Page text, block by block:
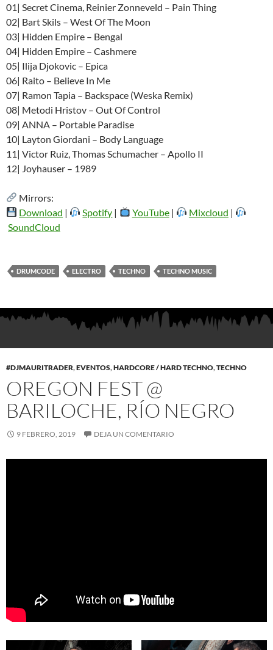
01| Secret Cinema, Reinier Zonneveld – Pain Thing
02| Bart Skils – West Of The Moon
03| Hidden Empire – Bengal
04| Hidden Empire – Cashmere
05| Ilija Djokovic – Epica
06| Raito – Believe In Me
07| Ramon Tapia – Backspace (Weska Remix)
08| Metodi Hristov – Out Of Control
09| ANNA – Portable Paradise
10| Layton Giordani – Body Language
11| Victor Ruiz, Thomas Schumacher – Apollo II
12| Joyhauser – 1989
Mirrors:
Download | Spotify | YouTube| Mixcloud |
SoundCloud
DRUMCODE ELECTRO TECHNO TECHNO MUSIC
#DJMAURITRADER,EVENTOS,HARDCORE / HARD TECHNO,TECHNO
OREGON FEST @
BARILOCHE, RÍO NEGRO
9 FEBRERO, 2019 DEJA UN COMENTARIO